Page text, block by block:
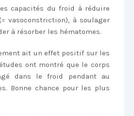
capacités du froid à réduire
vasoconstriction), à soulager
à résorber les hématomes.
ait un effet positif sur les
ont montré que le corps
dans le froid pendant au
Bonne chance pour les plus